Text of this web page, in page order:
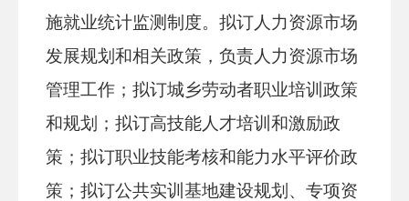
施就业统计监测制度。拟订人力资源市场
发展规划和相关政策，负责人力资源市场
管理工作；拟订城乡劳动者职业培训政策
和规划；拟订高技能人才培训和激励政
策；拟订职业技能考核和能力水平评价政
策；拟订公共实训基地建设规划、专项资